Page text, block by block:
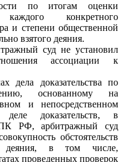
по итогам оценки
каждого конкретного
и степени общественной
взятого деяния.
суд не установил
ассоциации к
дела доказательства по
основанному на
и непосредственном
доказательств, в
РФ, арбитражный суд
обстоятельств
деяния, в том числе,
проведенных проверок